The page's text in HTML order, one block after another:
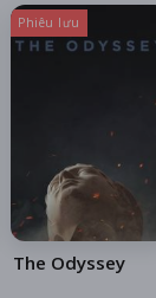
Phiêu lưu
The Odyssey